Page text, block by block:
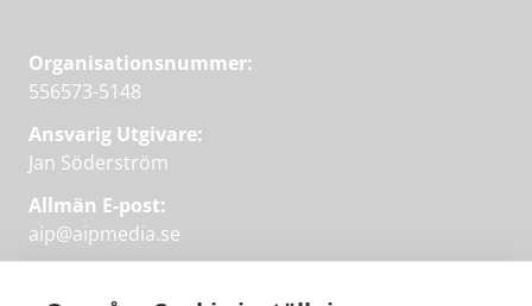
Organisationsnummer:
556573-5148
Ansvarig Utgivare:
Jan Söderström
Allmän E-post:
aip@aipmedia.se